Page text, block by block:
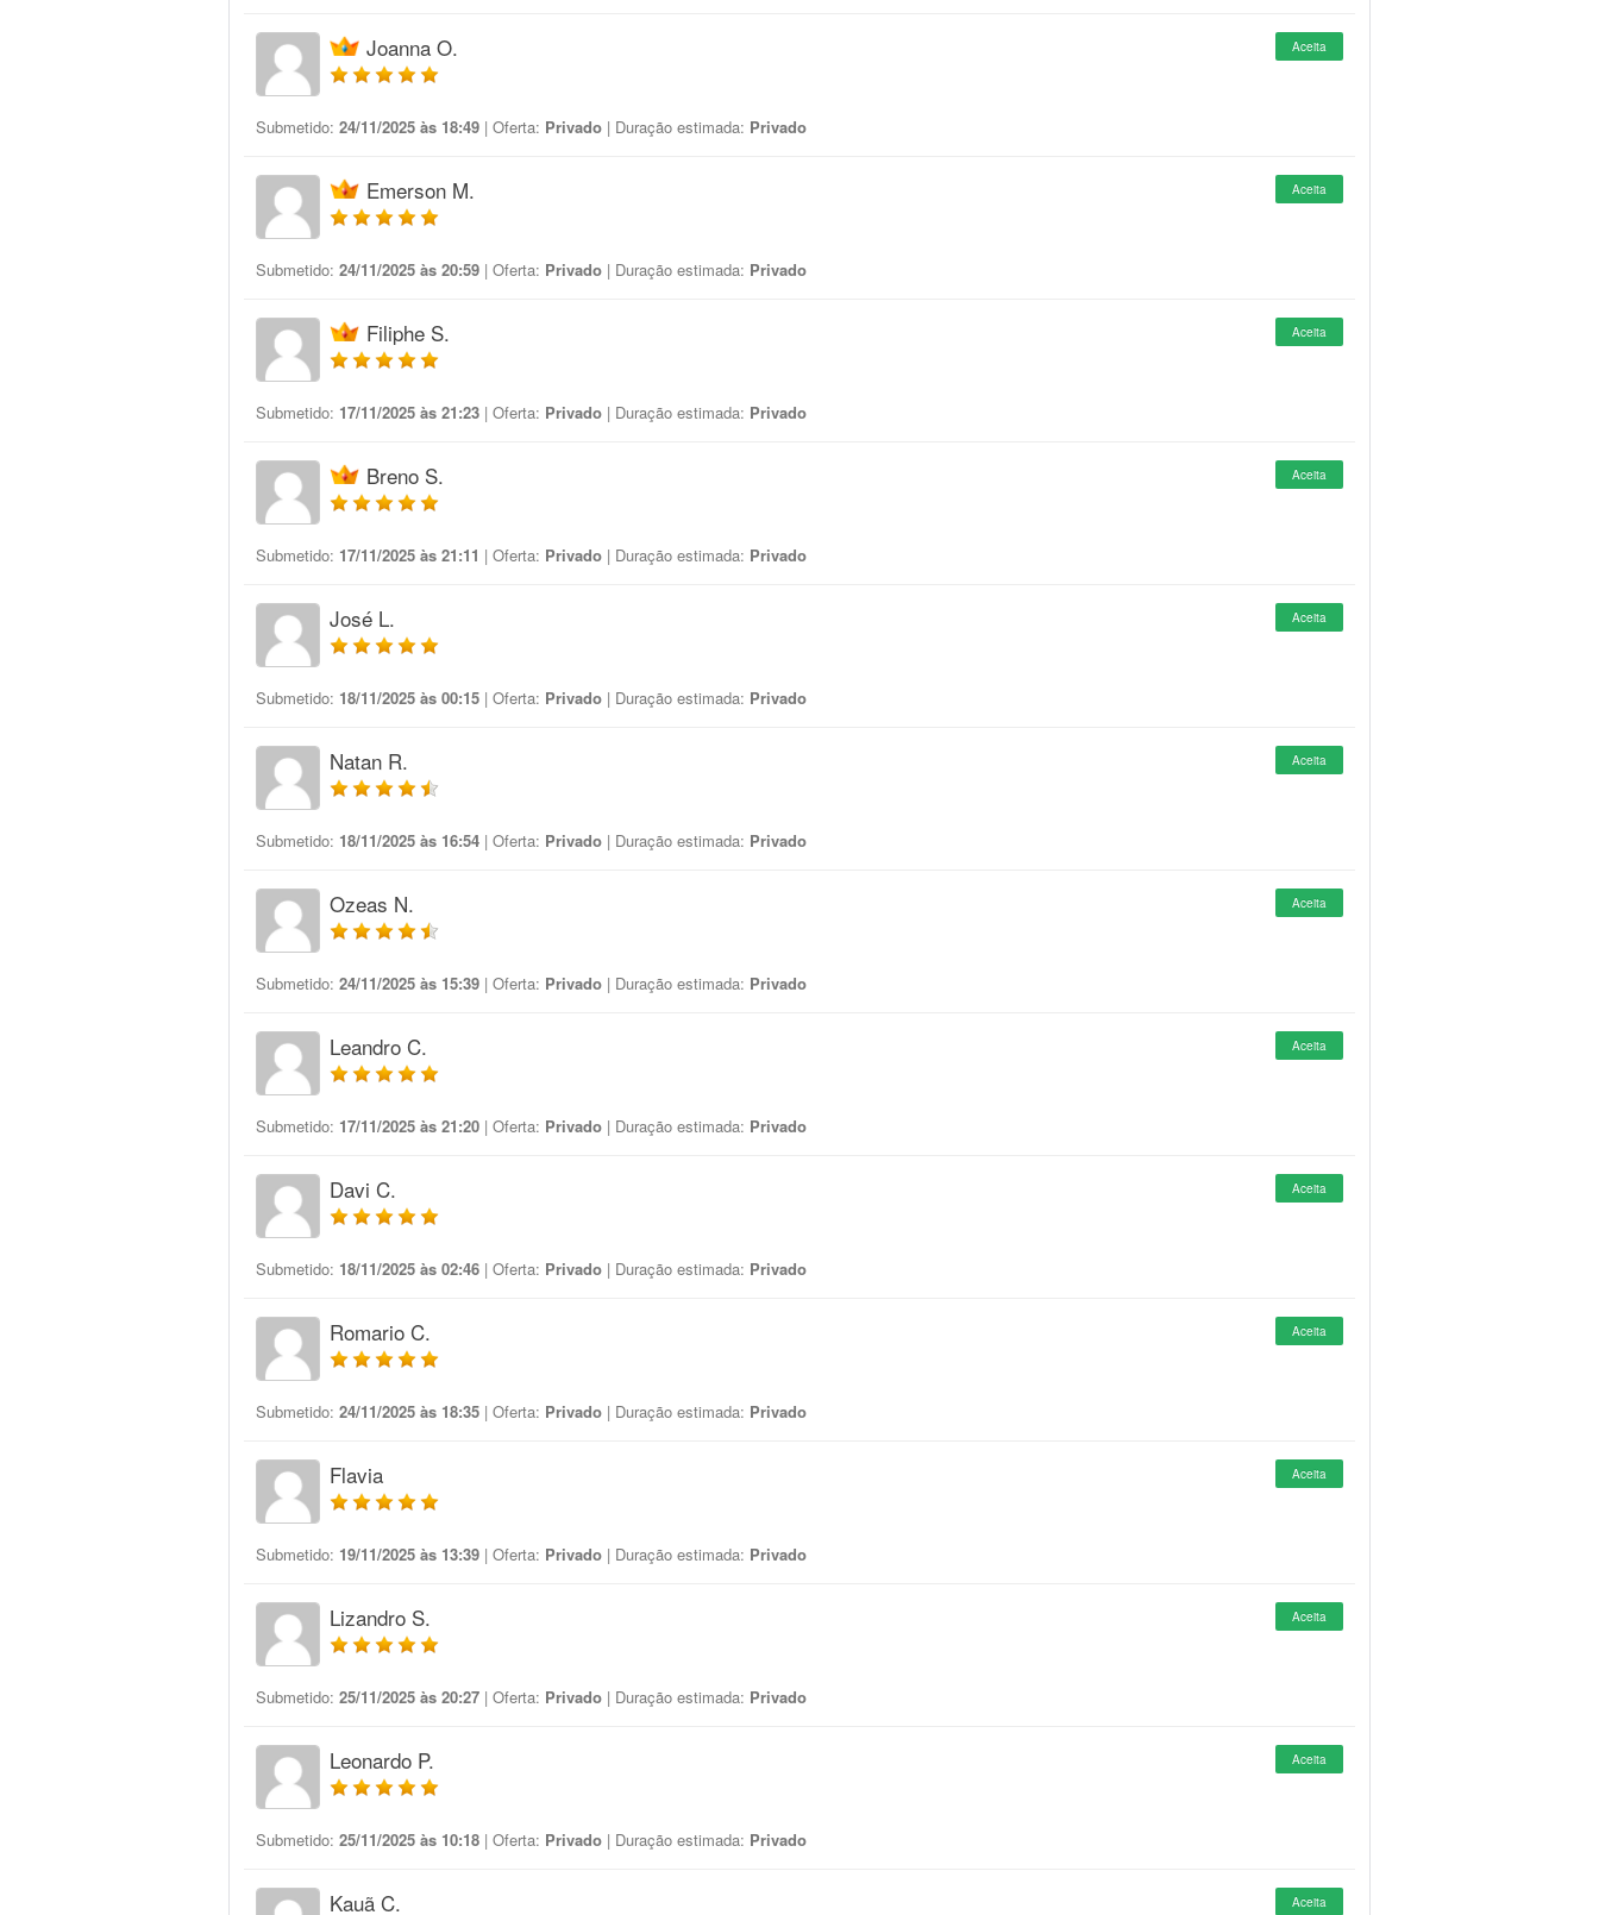
Joanna O. Aceita
Submetido: 24/11/2025 às 18:49 | Oferta: Privado | Duração estimada: Privado
Emerson M. Aceita
Submetido: 24/11/2025 às 20:59 | Oferta: Privado | Duração estimada: Privado
Filiphe S. Aceita
Submetido: 17/11/2025 às 21:23 | Oferta: Privado | Duração estimada: Privado
Breno S. Aceita
Submetido: 17/11/2025 às 21:11 | Oferta: Privado | Duração estimada: Privado
José L. Aceita
Submetido: 18/11/2025 às 00:15 | Oferta: Privado | Duração estimada: Privado
Natan R. Aceita
Submetido: 18/11/2025 às 16:54 | Oferta: Privado | Duração estimada: Privado
Ozeas N. Aceita
Submetido: 24/11/2025 às 15:39 | Oferta: Privado | Duração estimada: Privado
Leandro C. Aceita
Submetido: 17/11/2025 às 21:20 | Oferta: Privado | Duração estimada: Privado
Davi C. Aceita
Submetido: 18/11/2025 às 02:46 | Oferta: Privado | Duração estimada: Privado
Romario C. Aceita
Submetido: 24/11/2025 às 18:35 | Oferta: Privado | Duração estimada: Privado
Flavia Aceita
Submetido: 19/11/2025 às 13:39 | Oferta: Privado | Duração estimada: Privado
Lizandro S. Aceita
Submetido: 25/11/2025 às 20:27 | Oferta: Privado | Duração estimada: Privado
Leonardo P. Aceita
Submetido: 25/11/2025 às 10:18 | Oferta: Privado | Duração estimada: Privado
Kauã C. Aceita